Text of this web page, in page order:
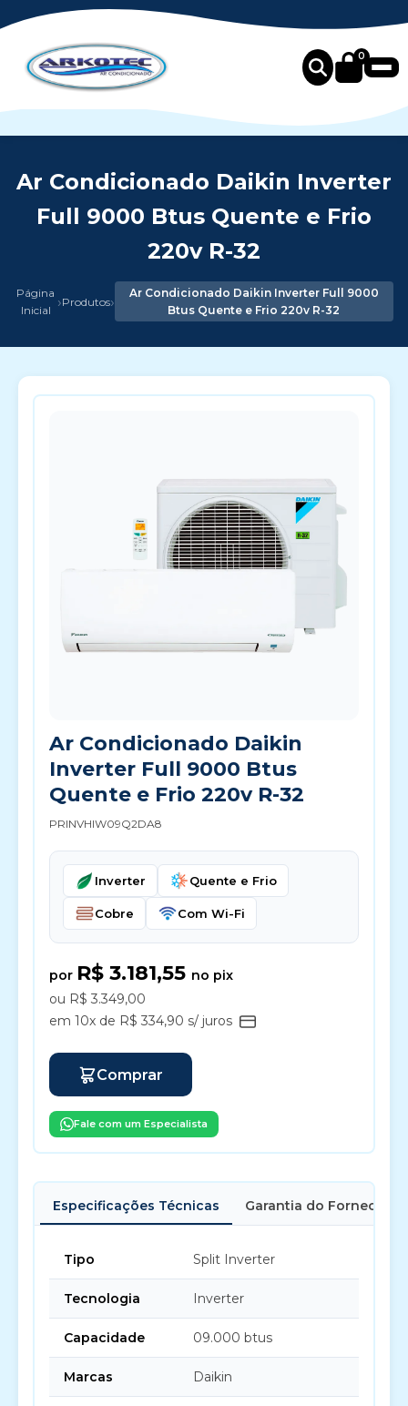
0
Ar Condicionado Daikin Inverter
Full 9000 Btus Quente e Frio
220v R-32
Página
Inicial ›Produtos›
Ar Condicionado Daikin Inverter Full 9000
Btus Quente e Frio 220v R-32
Ar Condicionado Daikin
Inverter Full 9000 Btus
Quente e Frio 220v R-32
PRINVHIW09Q2DA8
Inverter Quente e Frio
Cobre Com Wi-Fi
por R$ 3.181,55 no pix
ou R$ 3.349,00
em 10x de R$ 334,90 s/ juros
Comprar
Fale com um Especialista
Especificações Técnicas Garantia do Fornecedor
Tipo Split Inverter
Tecnologia Inverter
Capacidade 09.000 btus
Marcas Daikin